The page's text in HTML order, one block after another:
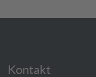
Kontakt